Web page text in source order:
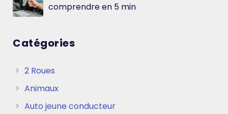
comprendre en 5 min
Catégories
2 Roues
Animaux
Auto jeune conducteur